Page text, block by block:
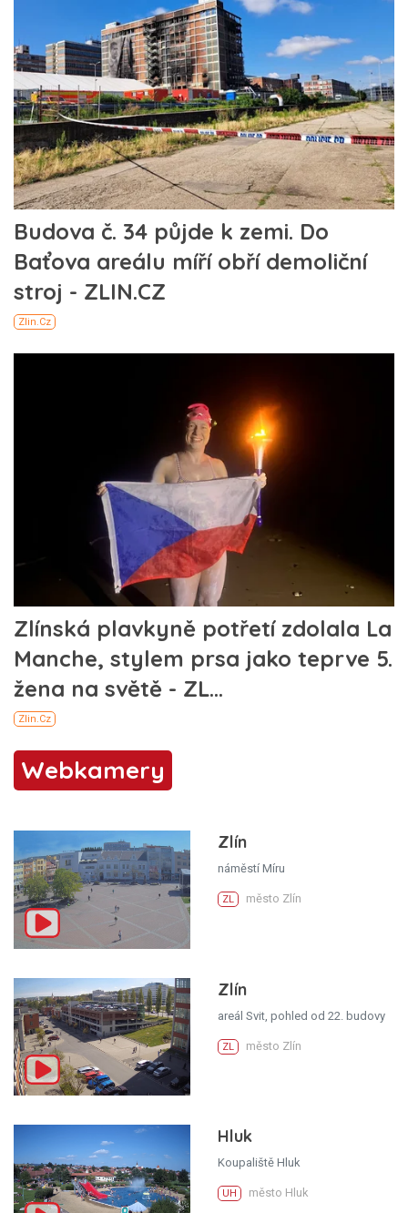
Webkamery
Zlín
náměstí Míru
ZL město Zlín
Zlín
areál Svit, pohled od 22. budovy
ZL město Zlín
Hluk
Koupaliště Hluk
UH město Hluk